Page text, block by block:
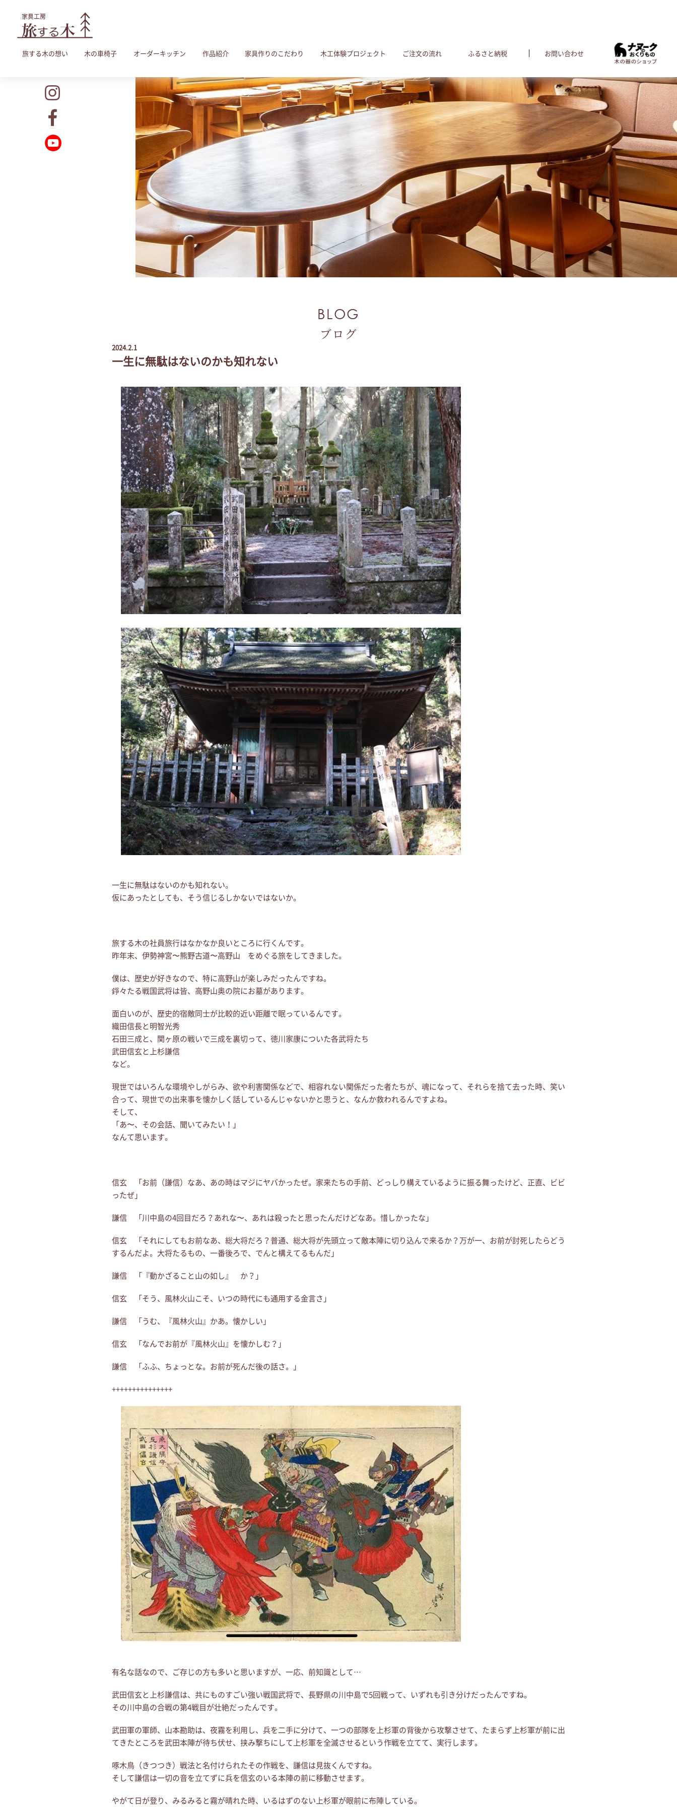
旅する木の想い 木の車椅子 オーダーキッチン 作品紹介 家具作りのこだわり 木工体験プロジェクト ご注文の流れ ふるさと納税 お問い合わせ
BLOG
ブログ
2024.2.1
一生に無駄はないのかも知れない
一生に無駄はないのかも知れない。
仮にあったとしても、そう信じるしかないではないか。
旅する木の社員旅行はなかなか良いところに行くんです。
昨年末、伊勢神宮〜熊野古道〜高野山 をめぐる旅をしてきました。
僕は、歴史が好きなので、特に高野山が楽しみだったんですね。
錚々たる戦国武将は皆、高野山奥の院にお墓があります。
面白いのが、歴史的宿敵同士が比較的近い距離で眠っているんです。
織田信長と明智光秀
石田三成と、関ヶ原の戦いで三成を裏切って、徳川家康についた各武将たち
武田信玄と上杉謙信
など。
現世ではいろんな環境やしがらみ、欲や利害関係などで、相容れない関係だった者たちが、魂になって、それらを捨て去った時、笑い
合って、現世での出来事を懐かしく話しているんじゃないかと思うと、なんか救われるんですよね。
そして、
「あ〜、その会話、聞いてみたい！」
なんて思います。
信玄 「お前（謙信）なあ、あの時はマジにヤバかったぜ。家来たちの手前、どっしり構えているように振る舞ったけど、正直、ビビ
ったぜ」
謙信 「川中島の4回目だろ？あれな〜、あれは殺ったと思ったんだけどなあ。惜しかったな」
信玄 「それにしてもお前なあ、総大将だろ？普通、総大将が先頭立って敵本陣に切り込んで来るか？万が一、お前が討死したらどう
するんだよ。大将たるもの、一番後ろで、でんと構えてるもんだ」
謙信 「『動かざること山の如し』 か？」
信玄 「そう、風林火山こそ、いつの時代にも通用する金言さ」
謙信 「うむ、『風林火山』かあ。懐かしい」
信玄 「なんでお前が『風林火山』を懐かしむ？」
謙信 「ふふ、ちょっとな。お前が死んだ後の話さ。」
+++++++++++++++
有名な話なので、ご存じの方も多いと思いますが、一応、前知識として…
武田信玄と上杉謙信は、共にものすごい強い戦国武将で、長野県の川中島で5回戦って、いずれも引き分けだったんですね。
その川中島の合戦の第4戦目が壮絶だったんです。
武田軍の軍師、山本勘助は、夜霧を利用し、兵を二手に分けて、一つの部隊を上杉軍の背後から攻撃させて、たまらず上杉軍が前に出
てきたところを武田本陣が待ち伏せ、挟み撃ちにして上杉軍を全滅させるという作戦を立てて、実行します。
啄木鳥（きつつき）戦法と名付けられたその作戦を、謙信は見抜くんですね。
そして謙信は一切の音を立てずに兵を信玄のいる本陣の前に移動させます。
やがて日が登り、みるみると霧が晴れた時、いるはずのない上杉軍が眼前に布陣している。